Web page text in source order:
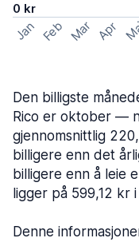
0 kr
Jan Feb Mar Apr
Den billigste
Rico er oktober —
gjennomsnittlig
billigere enn det
billigere enn å leie
ligger på 599,12 kr
Denne